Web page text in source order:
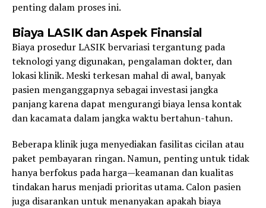
penting dalam proses ini.
Biaya LASIK dan Aspek Finansial
Biaya prosedur LASIK bervariasi tergantung pada
teknologi yang digunakan, pengalaman dokter, dan
lokasi klinik. Meski terkesan mahal di awal, banyak
pasien menganggapnya sebagai investasi jangka
panjang karena dapat mengurangi biaya lensa kontak
dan kacamata dalam jangka waktu bertahun-tahun.
Beberapa klinik juga menyediakan fasilitas cicilan atau
paket pembayaran ringan. Namun, penting untuk tidak
hanya berfokus pada harga—keamanan dan kualitas
tindakan harus menjadi prioritas utama. Calon pasien
juga disarankan untuk menanyakan apakah biaya